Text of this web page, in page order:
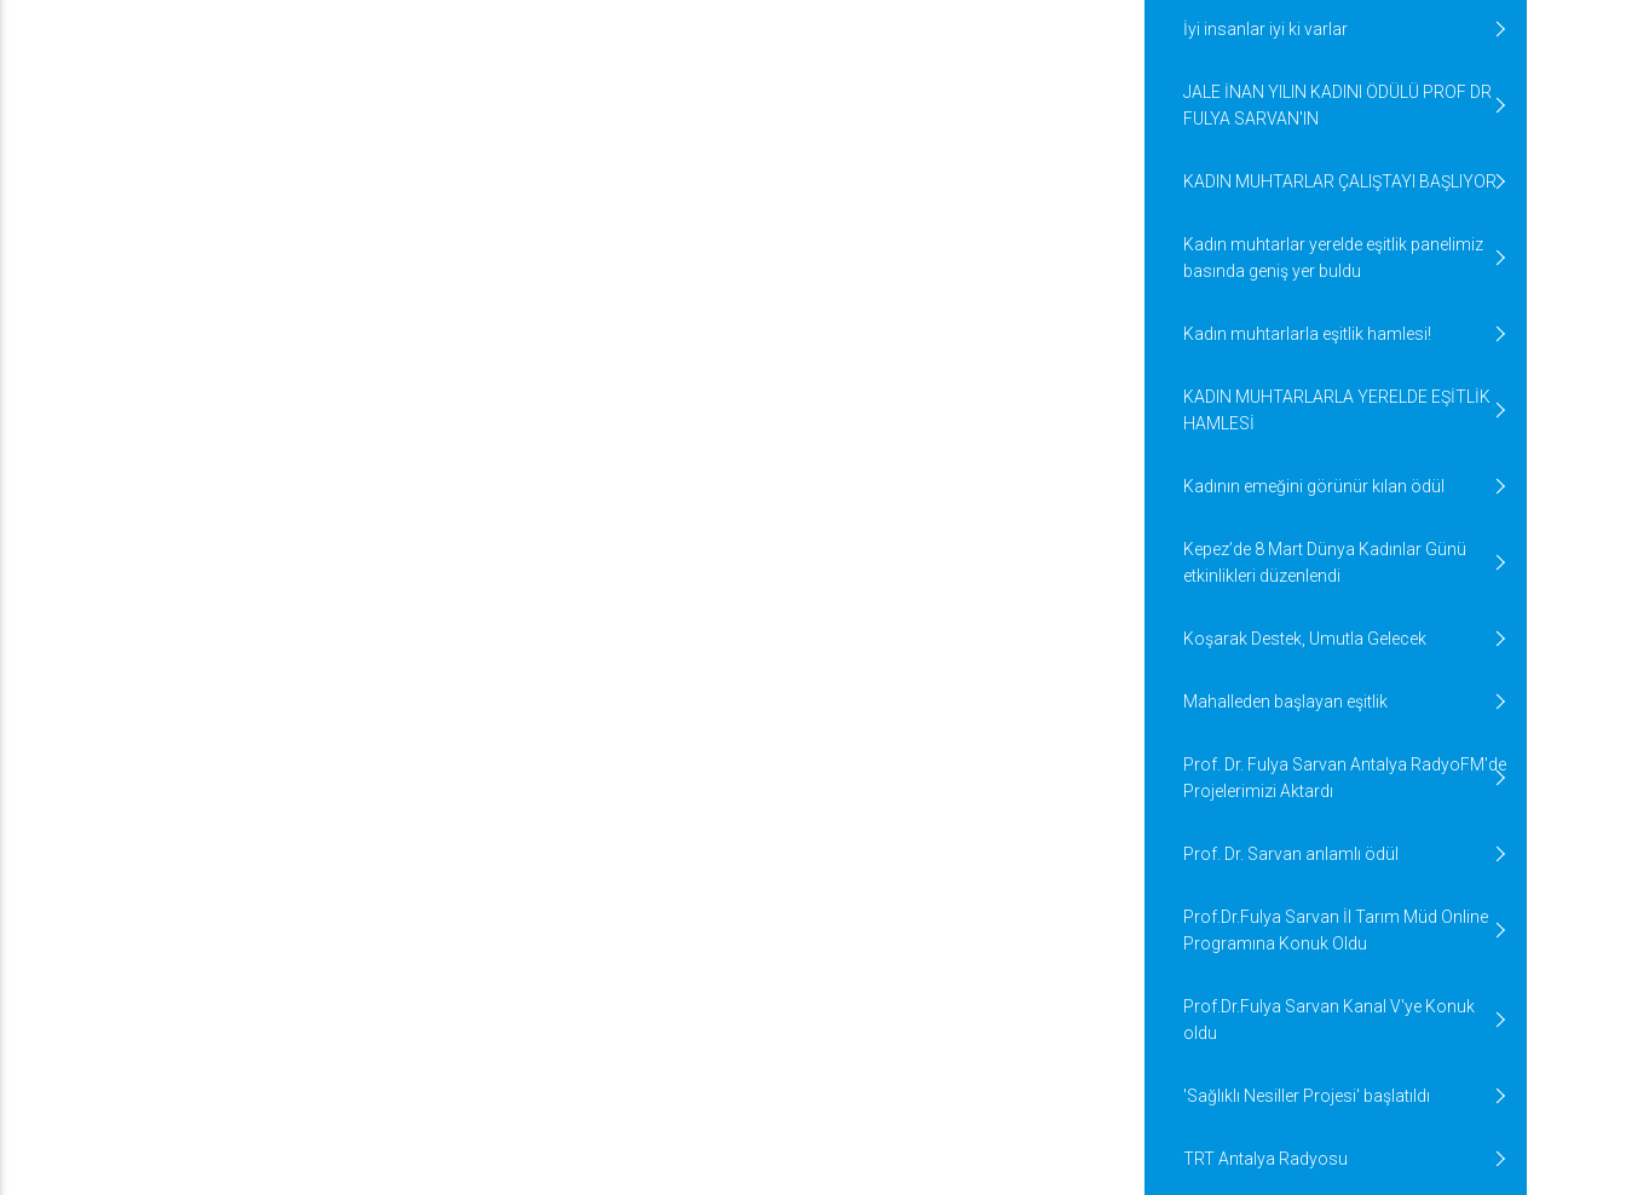
İyi insanlar iyi ki varlar
JALE İNAN YILIN KADINI ÖDÜLÜ PROF DR
FULYA SARVAN'IN
KADIN MUHTARLAR ÇALIŞTAYI BAŞLIYOR
Kadın muhtarlar yerelde eşitlik panelimiz
basında geniş yer buldu
Kadın muhtarlarla eşitlik hamlesi!
KADIN MUHTARLARLA YERELDE EŞİTLİK
HAMLESİ
Kadının emeğini görünür kılan ödül
Kepez’de 8 Mart Dünya Kadınlar Günü
etkinlikleri düzenlendi
Koşarak Destek, Umutla Gelecek
Mahalleden başlayan eşitlik
Prof. Dr. Fulya Sarvan Antalya RadyoFM'de
Projelerimizi Aktardı
Prof. Dr. Sarvan anlamlı ödül
Prof.Dr.Fulya Sarvan İl Tarım Müd Online
Programına Konuk Oldu
Prof.Dr.Fulya Sarvan Kanal V'ye Konuk
oldu
'Sağlıklı Nesiller Projesi' başlatıldı
TRT Antalya Radyosu